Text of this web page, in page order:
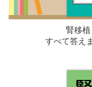
腎移
すべて答え